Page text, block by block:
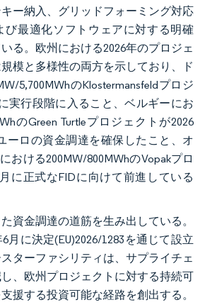
ー納入、グリッドフォーミング対応
び最適化ソフトウェアに対する明確
る。欧州における2026年のプロジェ
模と多様性の両方を示しており、ド
5,700MWhのKlostermansfeldプロジ
実行段階に入ること、ベルギーにお
のGreen Turtleプロジェクトが2026
ーロの資金調達を確保したこと、オ
おける200MW/800MWhのVopakプロ
に正式なFIDに向けて前進している
資金調達の道筋を生み出している。
月に決定(EU)2026/1283を通じて設立
ターファシリティは、サプライチェ
、欧州プロジェクトに対する持続可
援する投資可能な経路を創出する。